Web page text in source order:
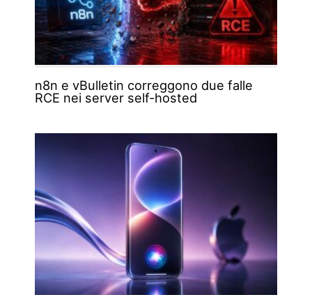
n8n e vBulletin correggono due falle
RCE nei server self-hosted